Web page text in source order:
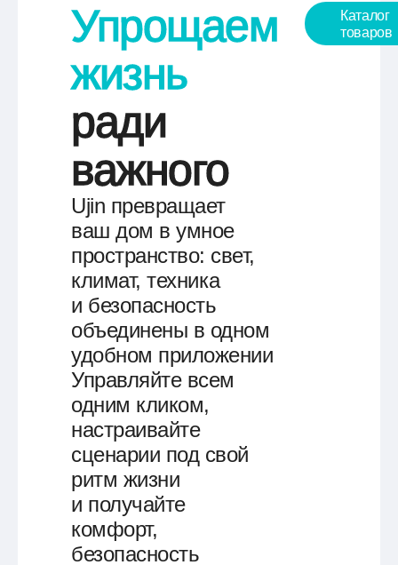
Упрощаем
жизнь
ради
важного
Ujin превращает
ваш дом в умное
пространство: свет,
климат, техника
и безопасность
объединены в одном
удобном приложении
Управляйте всем
одним кликом,
настраивайте
сценарии под свой
ритм жизни
и получайте
комфорт,
безопасность
Каталог
товаров